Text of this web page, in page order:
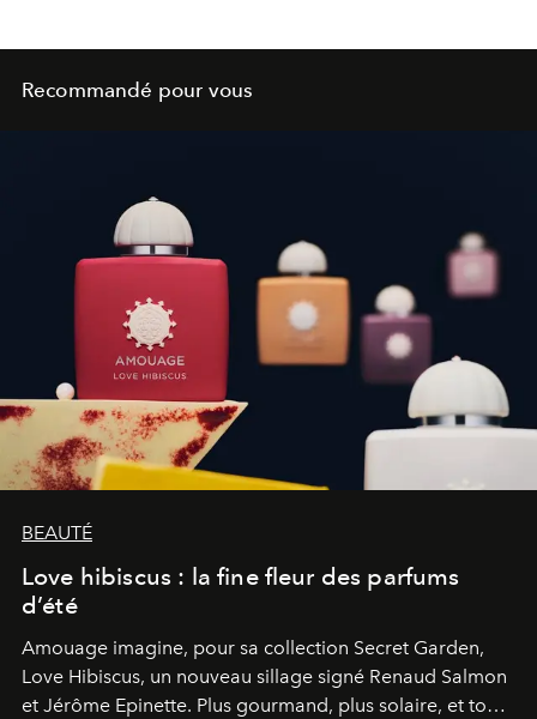
Recommandé pour vous
BEAUTÉ
Love hibiscus : la fine fleur des parfums
d’été
Amouage imagine, pour sa collection Secret Garden,
Love Hibiscus, un nouveau sillage signé Renaud Salmon
et Jérôme Epinette. Plus gourmand, plus solaire, et tout